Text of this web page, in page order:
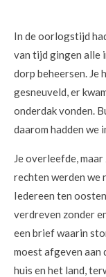
In de oorlogstijd
van tijd gingen alle
dorp beheersen. Je
gesneuveld, er
onderdak vonden.
daarom hadden we
Je overleefde,
rechten werden we
Iedereen ten
verdreven zonder
een brief waarin
moest afgeven aan
huis en het land,